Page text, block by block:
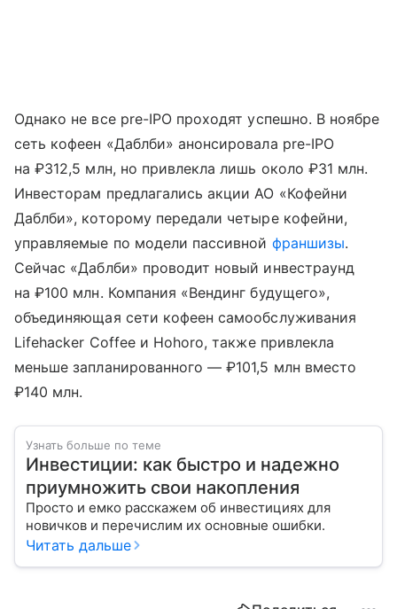
Однако не все pre-IPO проходят успешно. В ноябре
сеть кофеен «Даблби» анонсировала pre-IPO
на ₽312,5 млн, но привлекла лишь около ₽31 млн.
Инвесторам предлагались акции АО «Кофейни
Даблби», которому передали четыре кофейни,
управляемые по модели пассивной франшизы.
Сейчас «Даблби» проводит новый инвестраунд
на ₽100 млн. Компания «Вендинг будущего»,
объединяющая сети кофеен самообслуживания
Lifehacker Coffee и Hohoro, также привлекла
меньше запланированного — ₽101,5 млн вместо
₽140 млн.
Узнать больше по теме
Инвестиции: как быстро и надежно
приумножить свои накопления
Просто и емко расскажем об инвестициях для
новичков и перечислим их основные ошибки.
Читать дальше